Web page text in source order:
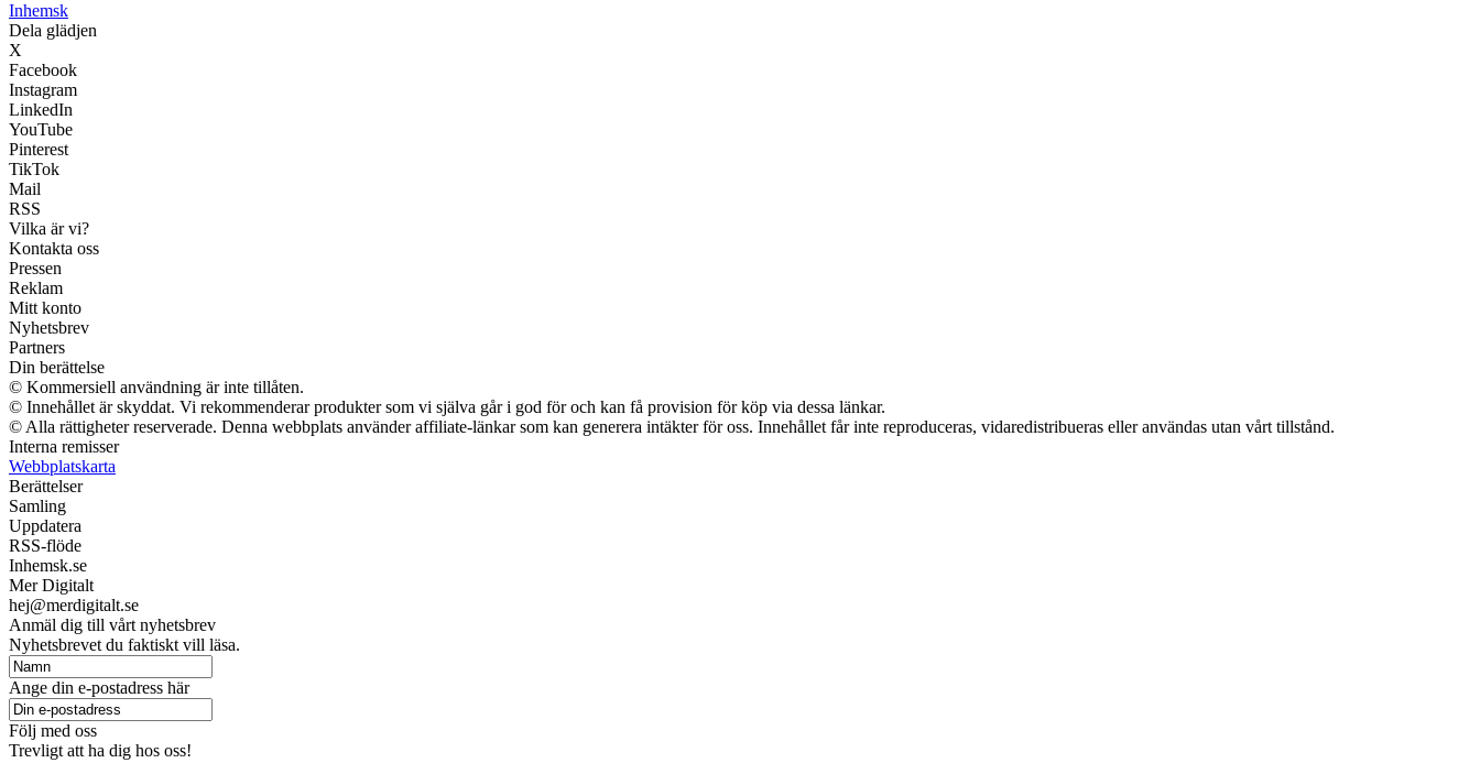
Inhemsk
Dela glädjen
X
Facebook
Instagram
LinkedIn
YouTube
Pinterest
TikTok
Mail
RSS
Vilka är vi?
Kontakta oss
Pressen
Reklam
Mitt konto
Nyhetsbrev
Partners
Din berättelse
© Kommersiell användning är inte tillåten.
© Innehållet är skyddat. Vi rekommenderar produkter som vi själva går i god för och kan få provision för köp via dessa länkar.
© Alla rättigheter reserverade. Denna webbplats använder affiliate-länkar som kan generera intäkter för oss. Innehållet får inte reproduceras, vidaredistribueras eller användas utan vårt tillstånd.
Interna remisser
Webbplatskarta
Berättelser
Samling
Uppdatera
RSS-flöde
Inhemsk.se
Mer Digitalt
hej@merdigitalt.se
Anmäl dig till vårt nyhetsbrev
Nyhetsbrevet du faktiskt vill läsa.
Ange din e-postadress här
Följ med oss
Trevligt att ha dig hos oss!